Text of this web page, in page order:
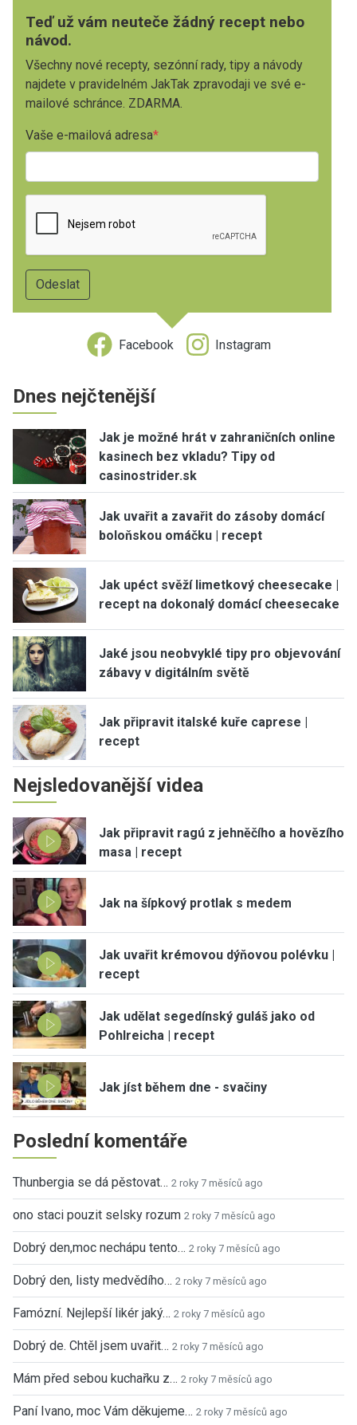
Teď už vám neuteče žádný recept nebo
návod.
Všechny nové recepty, sezónní rady, tipy a návody
najdete v pravidelném JakTak zpravodaji ve své e-
mailové schránce. ZDARMA.
Vaše e-mailová adresa
Facebook Instagram
Dnes nejčtenější
Jak je možné hrát v zahraničních online
kasinech bez vkladu? Tipy od
casinostrider.sk
Jak uvařit a zavařit do zásoby domácí
boloňskou omáčku | recept
Jak upéct svěží limetkový cheesecake |
recept na dokonalý domácí cheesecake
Jaké jsou neobvyklé tipy pro objevování
zábavy v digitálním světě
Jak připravit italské kuře caprese |
recept
Nejsledovanější videa
Jak připravit ragú z jehněčího a hovězího
masa | recept
Jak na šípkový protlak s medem
Jak uvařit krémovou dýňovou polévku |
recept
Jak udělat segedínský guláš jako od
Pohlreicha | recept
Jak jíst během dne - svačiny
Poslední komentáře
Thunbergia se dá pěstovat… 2 roky 7 měsíců ago
ono staci pouzit selsky rozum 2 roky 7 měsíců ago
Dobrý den,moc nechápu tento… 2 roky 7 měsíců ago
Dobrý den, listy medvědího… 2 roky 7 měsíců ago
Famózní. Nejlepší likér jaký… 2 roky 7 měsíců ago
Dobrý de. Chtěl jsem uvařit… 2 roky 7 měsíců ago
Mám před sebou kuchařku z… 2 roky 7 měsíců ago
Paní Ivano, moc Vám děkujeme… 2 roky 7 měsíců ago